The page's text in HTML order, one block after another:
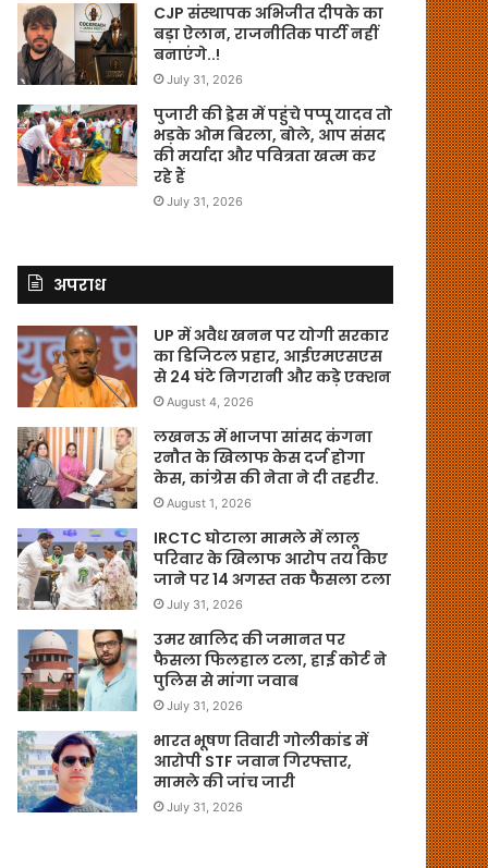
CJP संस्थापक अभिजीत दीपके का
बड़ा ऐलान, राजनीतिक पार्टी नहीं
बनाएंगे..!
July 31, 2026
पुजारी की ड्रेस में पहुंचे पप्पू यादव तो
भड़के ओम बिरला, बोले, आप संसद
की मर्यादा और पवित्रता खत्म कर
रहे हैं
July 31, 2026
अपराध
UP में अवैध खनन पर योगी सरकार
का डिजिटल प्रहार, आईएमएसएस
से 24 घंटे निगरानी और कड़े एक्शन
August 4, 2026
लखनऊ में भाजपा सांसद कंगना
रनौत के खिलाफ केस दर्ज होगा
केस, कांग्रेस की नेता ने दी तहरीर.
August 1, 2026
IRCTC घोटाला मामले में लालू
परिवार के खिलाफ आरोप तय किए
जाने पर 14 अगस्त तक फैसला टला
July 31, 2026
उमर खालिद की जमानत पर
फैसला फिलहाल टला, हाई कोर्ट ने
पुलिस से मांगा जवाब
July 31, 2026
भारत भूषण तिवारी गोलीकांड में
आरोपी STF जवान गिरफ्तार,
मामले की जांच जारी
July 31, 2026